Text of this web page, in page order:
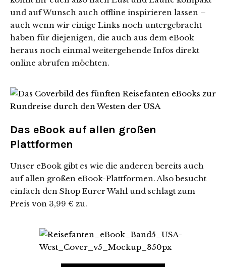
und auf Wunsch auch offline inspirieren lassen –
auch wenn wir einige Links noch untergebracht
haben für diejenigen, die auch aus dem eBook
heraus noch einmal weitergehende Infos direkt
online abrufen möchten.
Das eBook auf allen großen
Plattformen
Unser eBook gibt es wie die anderen bereits auch
auf allen großen eBook-Plattformen. Also besucht
einfach den Shop Eurer Wahl und schlagt zum
Preis von 3,99 € zu.